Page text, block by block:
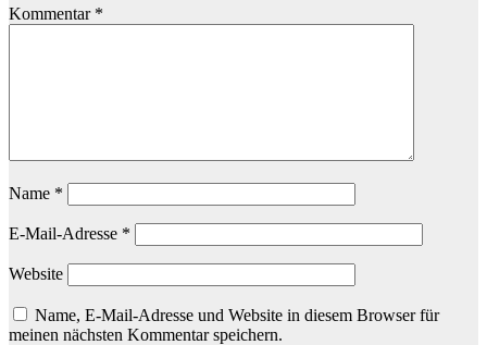
Kommentar *
Name *
E-Mail-Adresse *
Website
Name, E-Mail-Adresse und Website in diesem Browser für
meinen nächsten Kommentar speichern.